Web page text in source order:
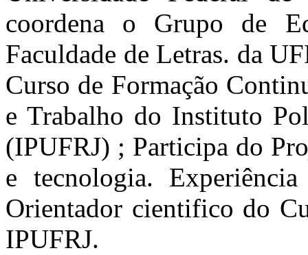
coordena o Grupo de
Faculdade de Letras. da
Curso de Formação
e Trabalho do Instituto
(IPUFRJ) ; Participa do
e tecnologia.
Orientador cientifico do
IPUFRJ.